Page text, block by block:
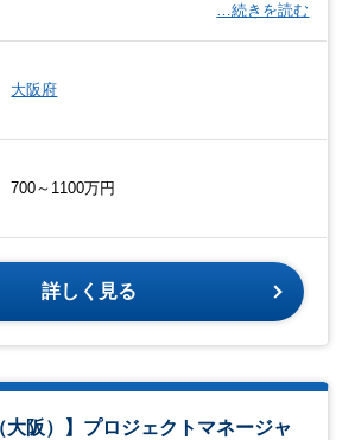
…続きを読む
大阪府
700～1100万円
詳しく見る
大阪）】プロジェクトマネージャ